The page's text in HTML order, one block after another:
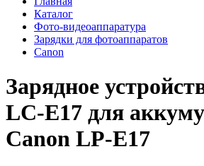
Каталог
Фото-видеоаппаратура
Зарядки для фотоаппаратов
Canon
Зарядное
LC-E17 для
Canon LP-E17